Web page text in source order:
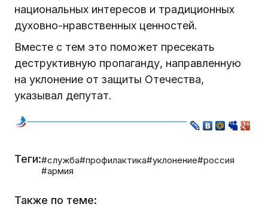
национальных интересов и традиционных
духовно-нравственных ценностей.
Вместе с тем это поможет пресекать
деструктивную пропаганду, направленную
на уклонение от защиты Отечества,
указывал депутат.
Теги:#служба#профилактика#уклонение#россия
#армия
Также по теме: